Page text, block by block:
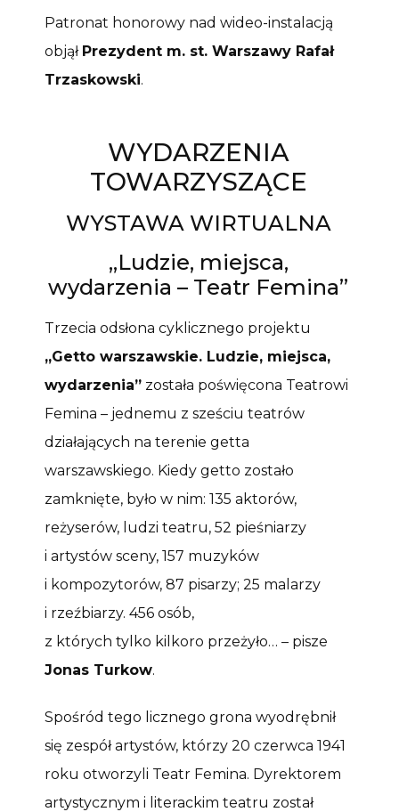
Patronat honorowy nad wideo-instalacją
objął Prezydent m. st. Warszawy Rafał
Trzaskowski.
WYDARZENIA
TOWARZYSZĄCE
WYSTAWA WIRTUALNA
„Ludzie, miejsca,
wydarzenia – Teatr Femina”
Trzecia odsłona cyklicznego projektu
„Getto warszawskie. Ludzie, miejsca,
wydarzenia” została poświęcona Teatrowi
Femina – jednemu z sześciu teatrów
działających na terenie getta
warszawskiego. Kiedy getto zostało
zamknięte, było w nim: 135 aktorów,
reżyserów, ludzi teatru, 52 pieśniarzy
i artystów sceny, 157 muzyków
i kompozytorów, 87 pisarzy; 25 malarzy
i rzeźbiarzy. 456 osób,
z których tylko kilkoro przeżyło… – pisze
Jonas Turkow.
Spośród tego licznego grona wyodrębnił
się zespół artystów, którzy 20 czerwca 1941
roku otworzyli Teatr Femina. Dyrektorem
artystycznym i literackim teatru został